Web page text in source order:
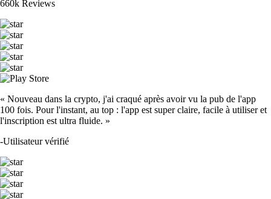
660k Reviews
« Nouveau dans la crypto, j'ai craqué après avoir vu la pub de l'app
100 fois. Pour l'instant, au top : l'app est super claire, facile à utiliser et
l'inscription est ultra fluide. »
-Utilisateur vérifié